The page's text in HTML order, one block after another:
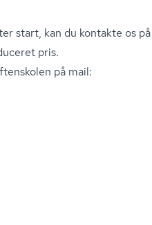
start, kan du kontakte os på
pris.
på mail: